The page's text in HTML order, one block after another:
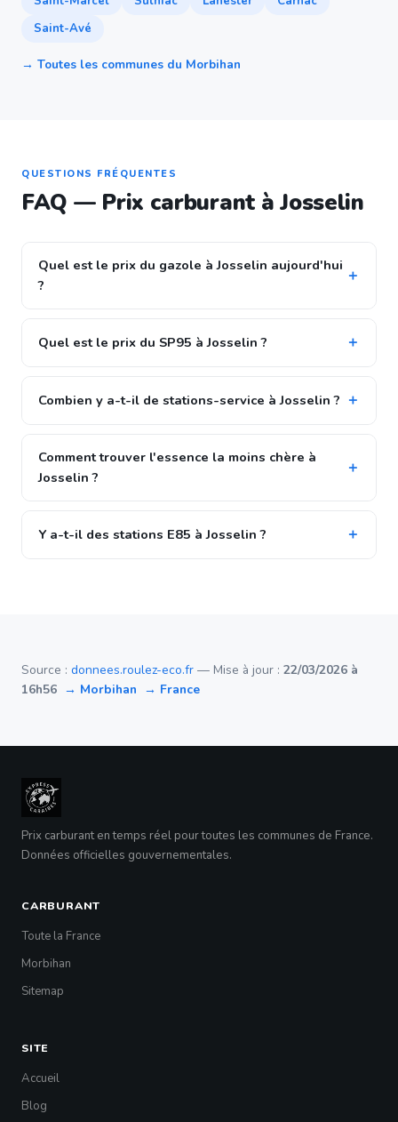
Saint-Avé
→ Toutes les communes du Morbihan
QUESTIONS FRÉQUENTES
FAQ — Prix carburant à Josselin
Quel est le prix du gazole à Josselin aujourd'hui
?
Quel est le prix du SP95 à Josselin ?
Combien y a-t-il de stations-service à Josselin ?
Comment trouver l'essence la moins chère à
Josselin ?
Y a-t-il des stations E85 à Josselin ?
Source : donnees.roulez-eco.fr — Mise à jour : 22/03/2026 à
16h56 → Morbihan → France
Prix carburant en temps réel pour toutes les communes de France.
Données officielles gouvernementales.
CARBURANT
Toute la France
Morbihan
Sitemap
SITE
Accueil
Blog